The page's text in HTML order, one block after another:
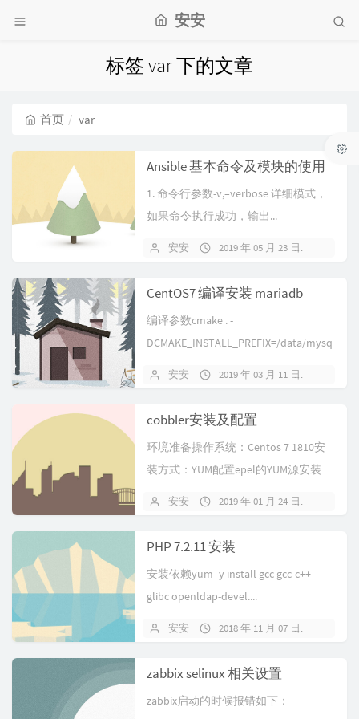
安安
标签 var 下的文章
首页 var
Ansible 基本命令及模块的使用
1. 命令行参数-v,–verbose 详细模式，
如果命令执行成功，输出...
安安 2019 年 05 月 23 日
CentOS7 编译安装 mariadb
编译参数cmake . -
DCMAKE_INSTALL_PREFIX=/data/mysq
安安 2019 年 03 月 11 日
cobbler安装及配置
环境准备操作系统：Centos 7 1810安
装方式：YUM配置epel的YUM源安装
安安 2019 年 01 月 24 日
PHP 7.2.11 安装
安装依赖yum -y install gcc gcc-c++
glibc openldap-devel....
安安 2018 年 11 月 07 日
zabbix selinux 相关设置
zabbix启动的时候报错如下：